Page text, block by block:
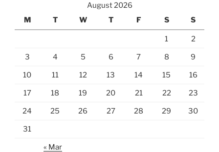
August 2026
M
T W T F S S
1 2
3 4 5 6 7 8 9
10 11 12 13 14 15 16
17 18 19 20 21 22 23
24 25 26 27 28 29 30
31
« Mar